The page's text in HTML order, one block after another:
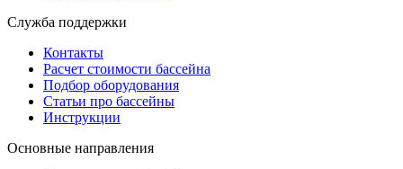
Служба поддержки
Контакты
Расчет стоимости бассейна
Подбор оборудования
Статьи про бассейны
Инструкции
Основные направления